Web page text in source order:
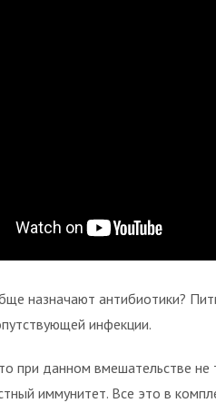
назначают антибиотики?
инфекции.
при данном вмешательстве не
иммунитет. Все это в